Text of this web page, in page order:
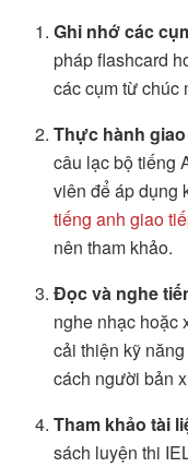
Ghi nhớ các
pháp flashcard
các cụm từ chúc
Thực hành
câu lạc bộ tiếng
viên để áp dụng
tiếng anh giao
nên tham khảo.
Đọc và nghe
nghe nhạc hoặc
cải thiện kỹ
cách người bản
Tham khảo tài
sách luyện thi